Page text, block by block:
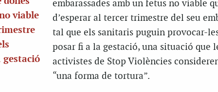
viable
embarassades amb un fetus no viable
d’esperar al tercer trimestre del seu
tal que els sanitaris puguin provocar-
posar fi a la gestació, una situació que
activistes de Stop Violències
“una forma de tortura”.